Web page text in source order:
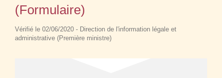
(Formulaire)
Vérifié le 02/06/2020 - Direction de l'information légale et
administrative (Première ministre)